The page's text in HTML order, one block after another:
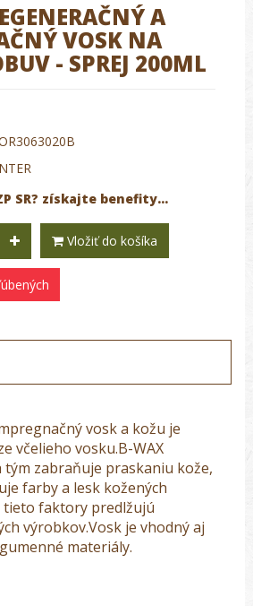
A
VOSK NA
- SPREJ 200ML
SR? získajte benefity...
Vložiť do košíka
vosk a kožu je
včelieho vosku.B-WAX
tým zabraňuje praskaniu kože,
farby a lesk kožených
tieto faktory predlžujú
výrobkov.Vosk je vhodný aj
materiály.